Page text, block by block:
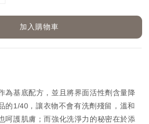
加入購物車
為基底配方，並且將界面活性劑含量降
的1/40，讓衣物不會有洗劑殘留，溫和
呵護肌膚；而強化洗淨力的秘密在於添